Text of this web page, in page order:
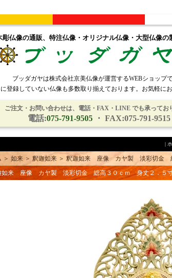
彫仏像の通販、特注仏像・オリジナル仏像・大型仏像の
ブッダガヤは株式会社京美仏像が運営するWEBショップで
登録していない仏像も多数取り揃えております。お気軽に
ご注文・お問い合わせは、電話・FAX・LINE でも承ってお
電話:075-791-9505・ FAX:075-791-9515
|
＞ 如来 ＞ 釈迦如来 ＞ 釈迦如来 座像 カヤ製 淡彩切金
如来 座像 カヤ製 淡彩切金 総高３０ｃｍ 身丈２．５